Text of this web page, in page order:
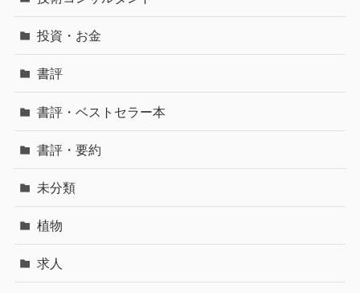
投資・お金
書評
書評・ベストセラー本
書評・要約
未分類
植物
求人